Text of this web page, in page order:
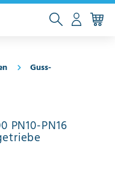
Guss-
PN10-PN16